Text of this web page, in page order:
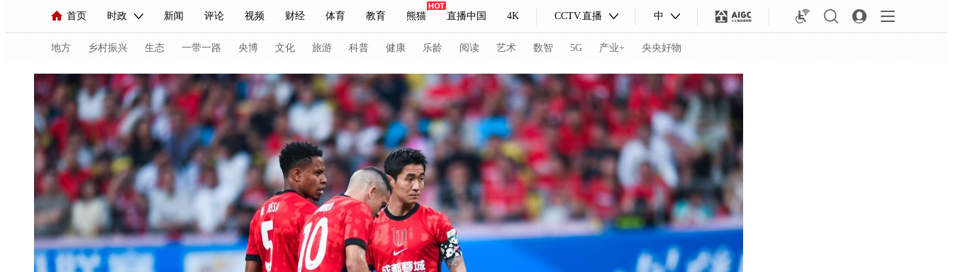
首页 时政 新闻 评论 视频 财经 体育 教育 熊猫 直播中国 4K CCTV.直播 中
人民领袖习近平 联播+ 中国领导人 央视快评 习式妙语 热解读 天天学习
直播 栏目大全 节目单 听音 微视频 主持人 下载央视影音
海外频道 iPanda English Монгол
地方 乡村振兴 生态 一带一路 央博 文化 旅游 科普 健康 乐龄 阅读 艺术 数智 5G 产业+ 央央好物
总台春晚 网络春晚 共产党员网 秧纪录 纪录片网 国家大剧院 大型活动
新闻 国内 评论 经济 军事 科技 法治 文娱 人物 公益 图片
人民领袖习近平 热解读 天天学习 习式妙语 央视快评 央视网评 光华锐评
视频 小央视频 小央直播 直播中国 熊猫频道 VR/AR 4K专区 全景新闻
现场 前线 比划 快看 蓝海中国 新兵请入列 人生第一次 人生第二次